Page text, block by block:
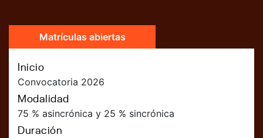
Matrículas abiertas
Inicio
Convocatoria 2026
Modalidad
75 % asincrónica y 25 % sincrónica
Duración